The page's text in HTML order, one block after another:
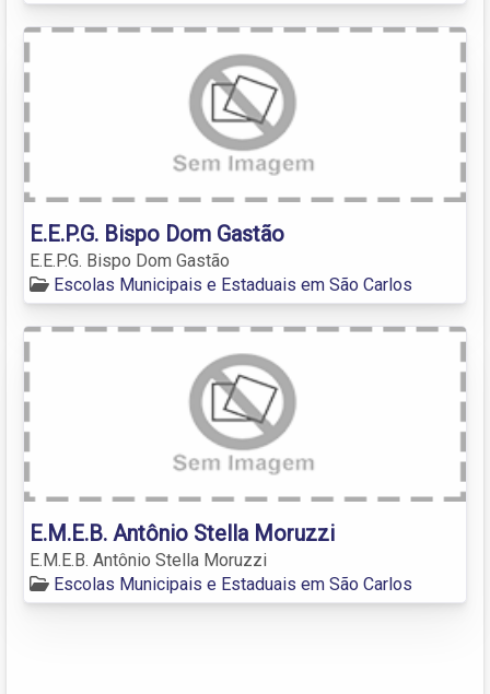
E.E.P.G. Bispo Dom Gastão
E.E.P.G. Bispo Dom Gastão
Escolas Municipais e Estaduais em São Carlos
E.M.E.B. Antônio Stella Moruzzi
E.M.E.B. Antônio Stella Moruzzi
Escolas Municipais e Estaduais em São Carlos